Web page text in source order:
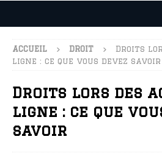
ACCUEIL DROIT
Droits
ligne : ce que vous devez savoir
Droits lors des
ligne : ce que
savoir